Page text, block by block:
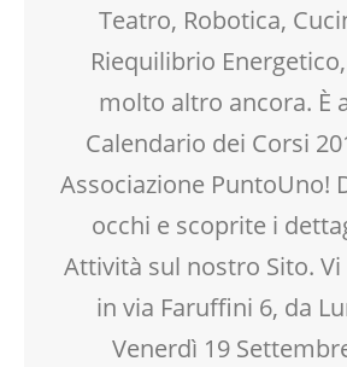
TEENAGER
VIA FARUFFINI
DISLESSIA
ENGLISH
FAMIGLIA
GIOCO
INGLESE PER BAMBINI E RAGAZZI
Teatro, Robotica,
Riequilibrio
molto altro ancora. È
Calendario dei Corsi
Associazione PuntoUno!
occhi e scoprite i
Attività sul nostro Sito.
in via Faruffini 6, da
Venerdì 19